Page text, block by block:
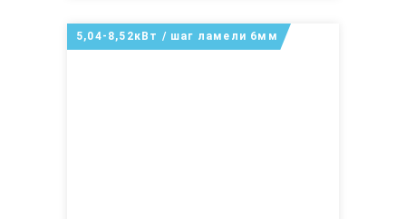
5,04-8,52кВт / шаг ламели 6мм